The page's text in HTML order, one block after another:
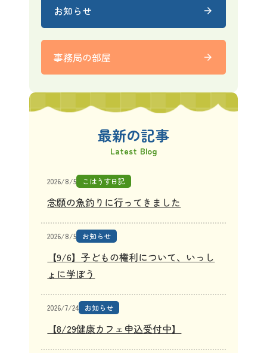
お知らせ arrow_forward
事務局の部屋 arrow_forward
最新の記事
Latest Blog
2026/8/5 こはうす日記
念願の魚釣りに行ってきました
2026/8/5 お知らせ
【9/6】子どもの権利について、いっし
ょに学ぼう
2026/7/24 お知らせ
【8/29健康カフェ申込受付中】